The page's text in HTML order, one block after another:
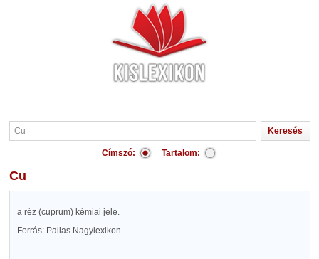
Címszó: Tartalom:
Cu
a réz (cuprum) kémiai jele.
Forrás: Pallas Nagylexikon